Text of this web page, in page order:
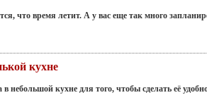
что время летит. А у вас еще так много
кухне
небольшой кухне для того, чтобы сделать её